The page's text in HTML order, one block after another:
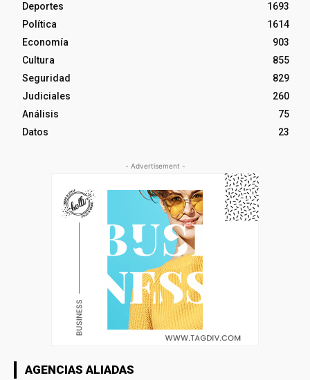
Deportes
1693
Política
1614
Economía
903
Cultura
855
Seguridad
829
Judiciales
260
Análisis
75
Datos
23
- Advertisement -
AGENCIAS ALIADAS